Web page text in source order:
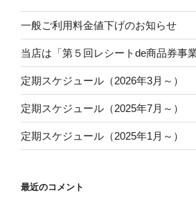
一般ご利用料金値下げのお知らせ
当店は「第５回レシートde商品券事
定期スケジュール（2026年3月～）
定期スケジュール（2025年7月～）
定期スケジュール（2025年1月～）
最近のコメント